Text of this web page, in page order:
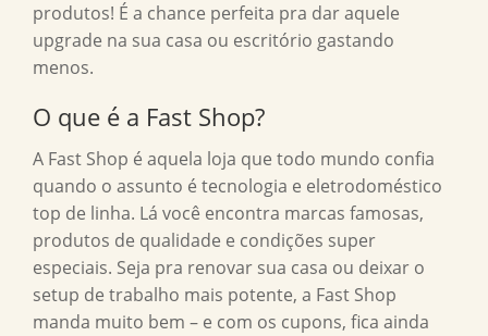
produtos! É a chance perfeita pra dar aquele
upgrade na sua casa ou escritório gastando
menos.
O que é a Fast Shop?
A Fast Shop é aquela loja que todo mundo confia
quando o assunto é tecnologia e eletrodoméstico
top de linha. Lá você encontra marcas famosas,
produtos de qualidade e condições super
especiais. Seja pra renovar sua casa ou deixar o
setup de trabalho mais potente, a Fast Shop
manda muito bem – e com os cupons, fica ainda